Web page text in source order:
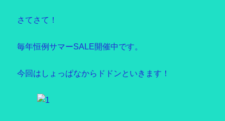
さてさて！
毎年恒例サマーSALE開催中です。
今回はしょっぱなからドドンといきます！